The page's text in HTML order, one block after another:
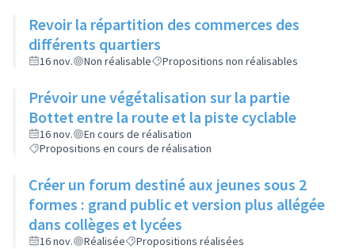
Revoir la répartition des commerces des
différents quartiers
16 nov. Non réalisable Propositions non réalisables
Prévoir une végétalisation sur la partie
Bottet entre la route et la piste cyclable
16 nov.
En cours de réalisation
Propositions en cours de réalisation
Créer un forum destiné aux jeunes sous 2
formes : grand public et version plus allégée
dans collèges et lycées
16 nov. Réalisée Propositions réalisées